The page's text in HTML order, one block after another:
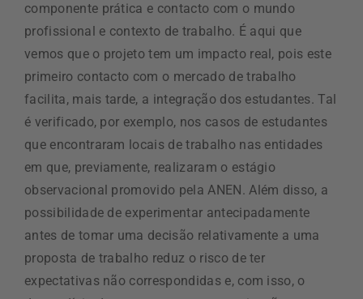
componente prática e contacto com o mundo
profissional e contexto de trabalho. É aqui que
vemos que o projeto tem um impacto real, pois este
primeiro contacto com o mercado de trabalho
facilita, mais tarde, a integração dos estudantes. Tal
é verificado, por exemplo, nos casos de estudantes
que encontraram locais de trabalho nas entidades
em que, previamente, realizaram o estágio
observacional promovido pela ANEN. Além disso, a
possibilidade de experimentar antecipadamente
antes de tomar uma decisão relativamente a uma
proposta de trabalho reduz o risco de ter
expectativas não correspondidas e, com isso, o